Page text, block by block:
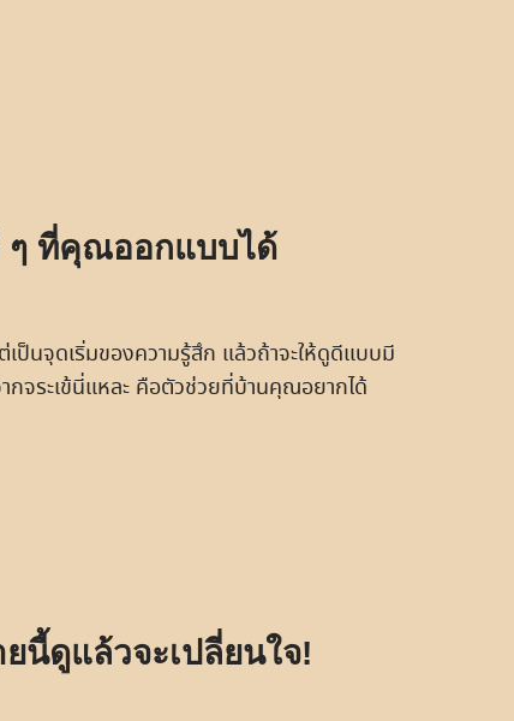
ๆ ที่คุณออกแบบได้
เป็นจุดเริ่มของความรู้สึก แล้วถ้าจะให้ดูดีแบบมี
กจระเข้นี่แหละ คือตัวช่วยที่บ้านคุณอยากได้
นี้ดูแล้วจะเปลี่ยนใจ!